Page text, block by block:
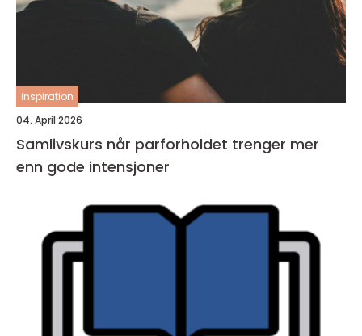
inspiration
04. April 2026
Samlivskurs når parforholdet trenger mer
enn gode intensjoner